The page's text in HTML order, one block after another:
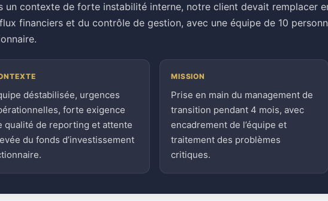
un contexte de forte instabilité interne, notre client devait remplacer
financiers et du contrôle de gestion, avec une équipe de 10
déstabilisée, urgences
forte exigence
qualité de reporting et attente
du fonds d’investissement
MISSION
Prise en main du management de
transition pendant 4 mois, avec
encadrement de l’équipe et
traitement des problèmes
critiques.